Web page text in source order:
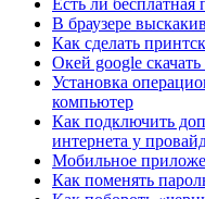
Есть ли бесплатная
В браузере
Как сделать
Окей google скачать
Установка
компьютер
Как подключить
интернета у
Мобильное
Как поменять